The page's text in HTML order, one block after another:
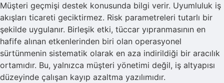
Müşteri geçmişi destek konusunda bilgi verir. Uyumluluk iş
akışları ticareti geciktirmez. Risk parametreleri tutarlı bir
şekilde uygulanır. Birleşik etki, tüccar yıpranmasının en
hafife alınan etkenlerinden biri olan operasyonel
sürtünmenin sistematik olarak en aza indirildiği bir aracılık
ortamıdır. Bu, yalnızca müşteri yönetimi değil, iş altyapısı
düzeyinde çalışan kayıp azaltma yazılımıdır.